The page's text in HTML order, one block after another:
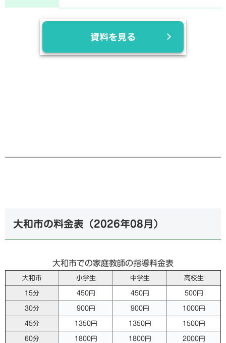
資料を見る
大和市の料金表（2026年08月）
大和市での家庭教師の指導料金表
大和市 小学生 中学生 高校生
15分 450円 450円 500円
30分 900円 900円 1000円
45分 1350円 1350円 1500円
60分 1800円 1800円 2000円